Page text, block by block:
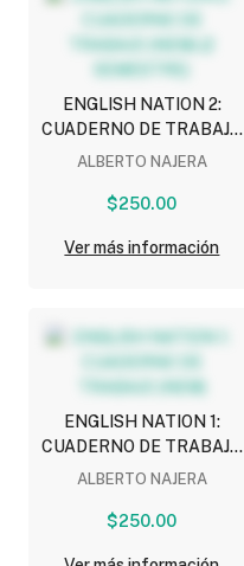
ENGLISH NATION 2:
CUADERNO DE TRABAJO
(NEM) (2 SEMESTRE)
ALBERTO NAJERA
$250.00
Ver más información
ENGLISH NATION 1:
CUADERNO DE TRABAJO
(NEM)
ALBERTO NAJERA
$250.00